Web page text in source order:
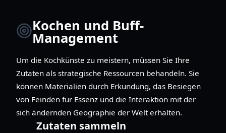
Kochen und Buff-
Management
Um die Kochkünste zu meistern, müssen Sie Ihre
Zutaten als strategische Ressourcen behandeln. Sie
können Materialien durch Erkundung, das Besiegen
von Feinden für Essenz und die Interaktion mit der
sich ändernden Geographie der Welt erhalten.
Zutaten sammeln